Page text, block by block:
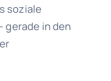
soziale
gerade in den